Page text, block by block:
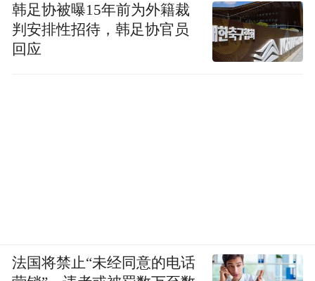
韩足协被曝15年前为外籍裁
判安排性招待，韩足协官员
回应
法国将禁止“未经同意的电话